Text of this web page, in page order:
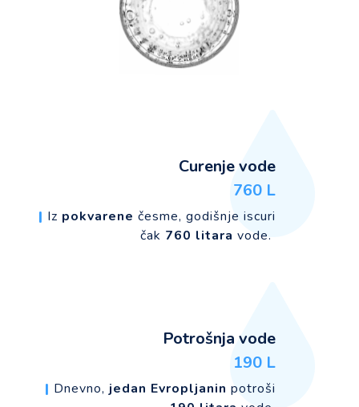
Curenje vode
760 L
| Iz pokvarene česme, godišnje iscuri
čak 760 litara vode.
Potrošnja vode
190 L
| Dnevno, jedan Evropljanin potroši